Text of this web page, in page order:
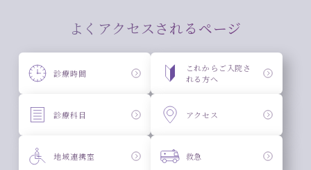
よくアクセスされるページ
診療時間
これからご入院さ
れる方へ
診療科目 アクセス
地域連携室 救急